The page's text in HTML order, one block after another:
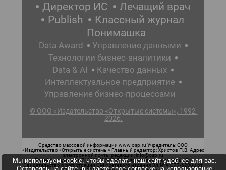
Директор ИС
Лечащий врач
Publish
Классный журнал
Понимашка
Data Award
Управление данными
Технологии бизнес-аналитики
Data & AI
Качество данных
Интеллектуальное предприятие
Управление бизнес-процессами
© ООО «Издательство «Открытые системы», 1992-
2026.
Средство массовой информации www.osp.ru Учредитель: ООО
«Издательство «Открытые системы» Главный редактор: Христов П.В. Адрес
электронной почты редакции: info@osp.ru
Телефон редакции: 7 (499) 703-18-54 Возрастная маркировка: 12+
Свидетельство о регистрации СМИ сетевого издания Эл.№ ФС77-62008 от
Мы используем cookie, чтобы сделать наш сайт удобнее для вас.